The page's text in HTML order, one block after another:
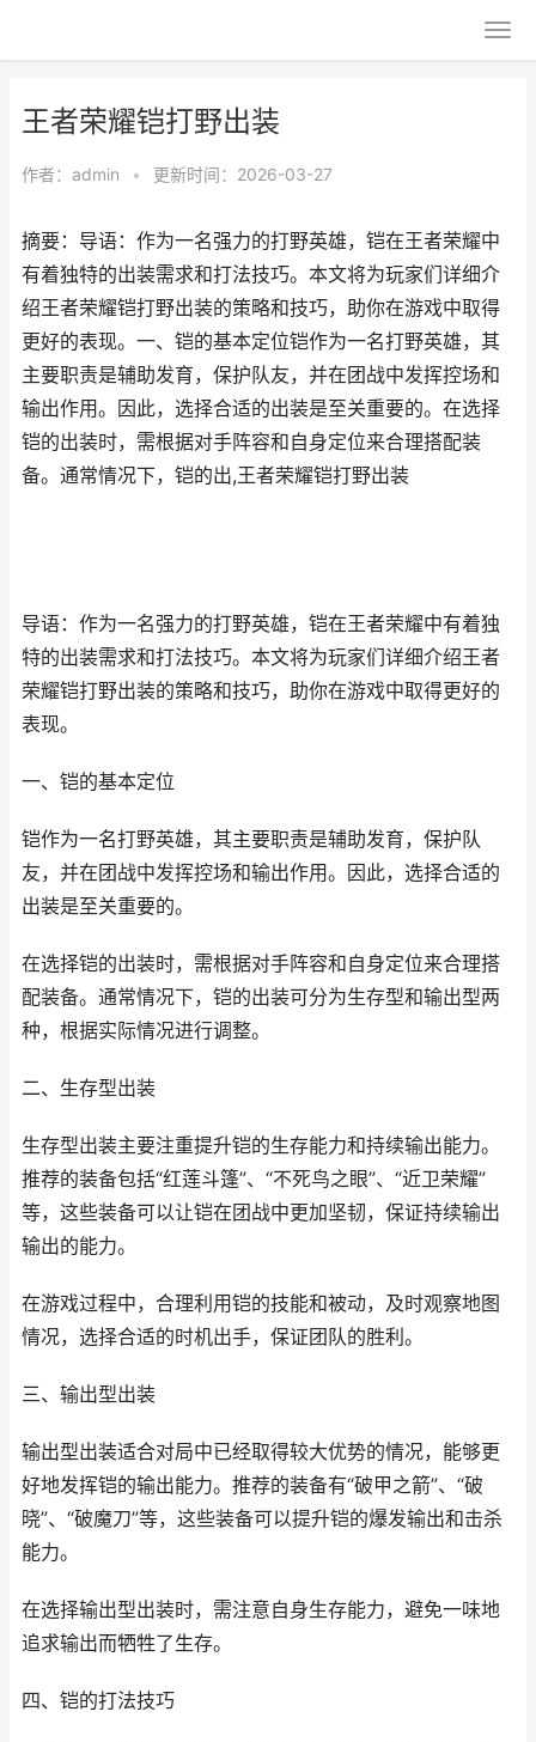
王者荣耀铠打野出装
作者： admin • 更新时间：2026-03-27
摘要：导语：作为一名强力的打野英雄，铠在王者荣耀中
有着独特的出装需求和打法技巧。本文将为玩家们详细介
绍王者荣耀铠打野出装的策略和技巧，助你在游戏中取得
更好的表现。一、铠的基本定位铠作为一名打野英雄，其
主要职责是辅助发育，保护队友，并在团战中发挥控场和
输出作用。因此，选择合适的出装是至关重要的。在选择
铠的出装时，需根据对手阵容和自身定位来合理搭配装
备。通常情况下，铠的出,王者荣耀铠打野出装
导语：作为一名强力的打野英雄，铠在王者荣耀中有着独
特的出装需求和打法技巧。本文将为玩家们详细介绍王者
荣耀铠打野出装的策略和技巧，助你在游戏中取得更好的
表现。
一、铠的基本定位
铠作为一名打野英雄，其主要职责是辅助发育，保护队
友，并在团战中发挥控场和输出作用。因此，选择合适的
出装是至关重要的。
在选择铠的出装时，需根据对手阵容和自身定位来合理搭
配装备。通常情况下，铠的出装可分为生存型和输出型两
种，根据实际情况进行调整。
二、生存型出装
生存型出装主要注重提升铠的生存能力和持续输出能力。
推荐的装备包括“红莲斗篷”、“不死鸟之眼”、“近卫荣耀”
等，这些装备可以让铠在团战中更加坚韧，保证持续输出
输出的能力。
在游戏过程中，合理利用铠的技能和被动，及时观察地图
情况，选择合适的时机出手，保证团队的胜利。
三、输出型出装
输出型出装适合对局中已经取得较大优势的情况，能够更
好地发挥铠的输出能力。推荐的装备有“破甲之箭”、“破
晓”、“破魔刀”等，这些装备可以提升铠的爆发输出和击杀
能力。
在选择输出型出装时，需注意自身生存能力，避免一味地
追求输出而牺牲了生存。
四、铠的打法技巧